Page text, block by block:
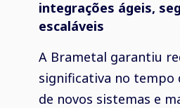
integrações ágeis,
escaláveis
A Brametal garantiu
significativa no tempo
de novos sistemas e